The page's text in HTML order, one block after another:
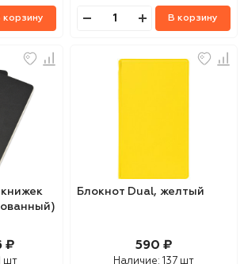
корзину В корзину
₽
шт
Блокнот Dual, желтый
590 ₽
Наличие: 137 шт